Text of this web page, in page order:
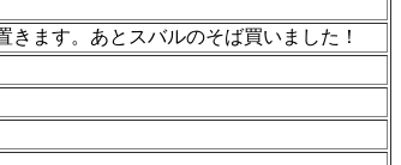
ます。あとスバルのそば買いました！